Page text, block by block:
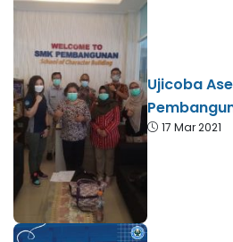
Ujicoba
17 Mar 2021